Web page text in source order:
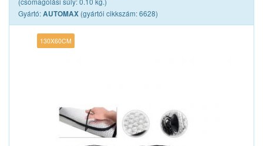
Gyártó:AUTOMAX (gyártói cikkszám: 6628)
130X60CM